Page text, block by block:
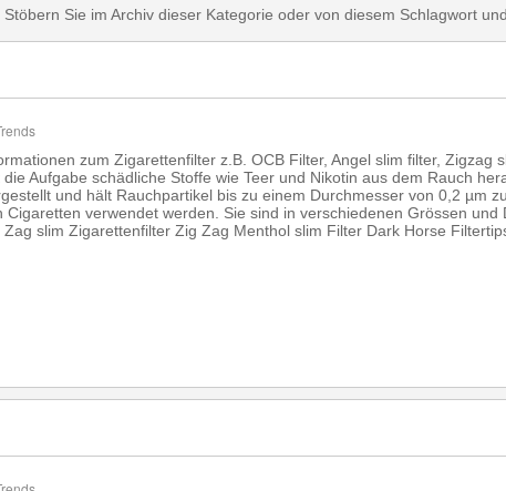
Stöbern Sie im Archiv dieser Kategorie oder von diesem Schlagwort
zum Zigarettenfilter z.B. OCB Filter, Angel slim filter,
die Aufgabe schädliche Stoffe wie Teer und Nikotin aus dem Rauch
und hält Rauchpartikel bis zu einem Durchmesser von 0,2 µm
Cigaretten verwendet werden. Sie sind in verschiedenen Grössen
Zag slim Zigarettenfilter Zig Zag Menthol slim Filter Dark Horse